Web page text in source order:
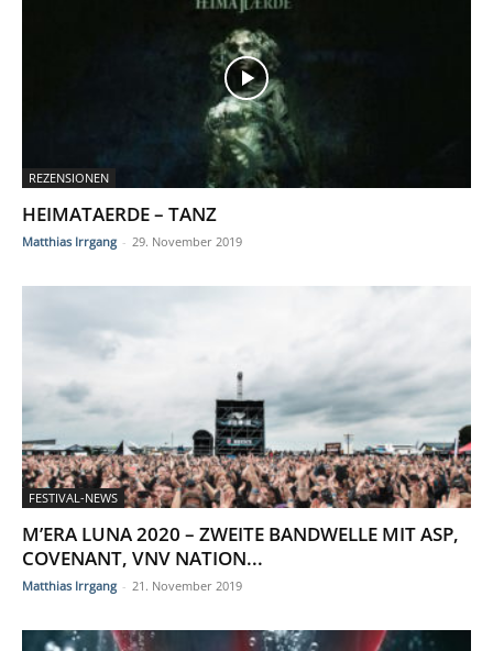
REZENSIONEN
HEIMATAERDE – TANZ
Matthias Irrgang - 29. November 2019
FESTIVAL-NEWS
M’ERA LUNA 2020 – ZWEITE BANDWELLE MIT ASP,
COVENANT, VNV NATION...
Matthias Irrgang - 21. November 2019